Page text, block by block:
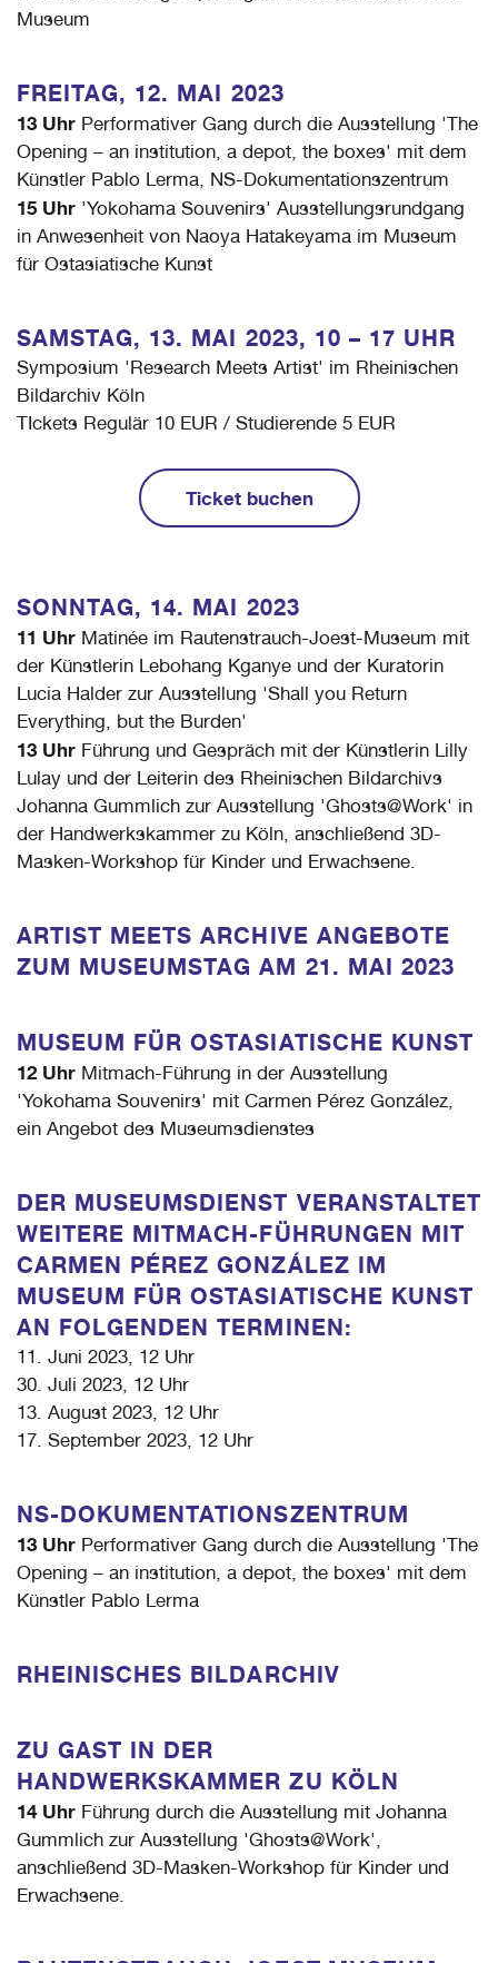
Museum
FREITAG, 12. MAI 2023
13 Uhr Performativer Gang durch die Ausstellung 'The
Opening – an institution, a depot, the boxes' mit dem
Künstler Pablo Lerma, NS-Dokumentationszentrum
15 Uhr 'Yokohama Souvenirs' Ausstellungsrundgang
in Anwesenheit von Naoya Hatakeyama im Museum
für Ostasiatische Kunst
SAMSTAG, 13. MAI 2023, 10 – 17 UHR
Symposium 'Research Meets Artist' im Rheinischen
Bildarchiv Köln
TIckets Regulär 10 EUR / Studierende 5 EUR
Ticket buchen
SONNTAG, 14. MAI 2023
11 Uhr Matinée im Rautenstrauch-Joest-Museum mit
der Künstlerin Lebohang Kganye und der Kuratorin
Lucia Halder zur Ausstellung 'Shall you Return
Everything, but the Burden'
13 Uhr Führung und Gespräch mit der Künstlerin Lilly
Lulay und der Leiterin des Rheinischen Bildarchivs
Johanna Gummlich zur Ausstellung 'Ghosts@Work' in
der Handwerkskammer zu Köln, anschließend 3D-
Masken-Workshop für Kinder und Erwachsene.
ARTIST MEETS ARCHIVE ANGEBOTE
ZUM MUSEUMSTAG AM 21. MAI 2023
MUSEUM FÜR OSTASIATISCHE KUNST
12 Uhr Mitmach-Führung in der Ausstellung
'Yokohama Souvenirs' mit Carmen Pérez González,
ein Angebot des Museumsdienstes
DER MUSEUMSDIENST VERANSTALTET
WEITERE MITMACH-FÜHRUNGEN MIT
CARMEN PÉREZ GONZÁLEZ IM
MUSEUM FÜR OSTASIATISCHE KUNST
AN FOLGENDEN TERMINEN:
11. Juni 2023, 12 Uhr
30. Juli 2023, 12 Uhr
13. August 2023, 12 Uhr
17. September 2023, 12 Uhr
NS-DOKUMENTATIONSZENTRUM
13 Uhr Performativer Gang durch die Ausstellung 'The
Opening – an institution, a depot, the boxes' mit dem
Künstler Pablo Lerma
RHEINISCHES BILDARCHIV
ZU GAST IN DER
HANDWERKSKAMMER ZU KÖLN
14 Uhr Führung durch die Ausstellung mit Johanna
Gummlich zur Ausstellung 'Ghosts@Work',
anschließend 3D-Masken-Workshop für Kinder und
Erwachsene.